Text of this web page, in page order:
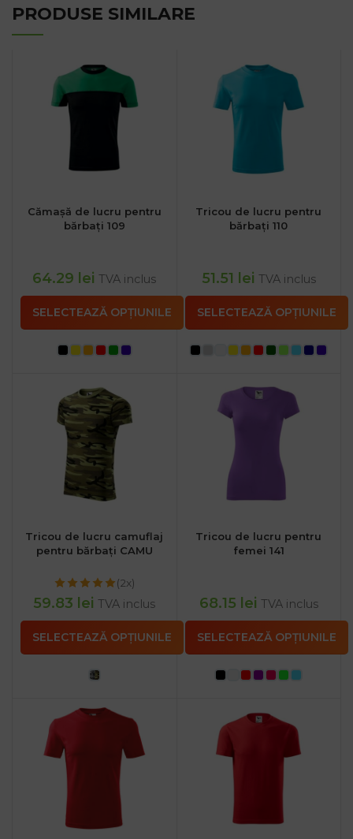
PRODUSE SIMILARE
Cămașă de lucru pentru
bărbați 109
64.29 lei TVA inclus
SELECTEAZĂ OPȚIUNILE
Tricou de lucru pentru
bărbați 110
51.51 lei TVA inclus
SELECTEAZĂ OPȚIUNILE
Tricou de lucru camuflaj
pentru bărbați CAMU
(2x)
59.83 lei TVA inclus
SELECTEAZĂ OPȚIUNILE
Tricou de lucru pentru
femei 141
68.15 lei TVA inclus
SELECTEAZĂ OPȚIUNILE